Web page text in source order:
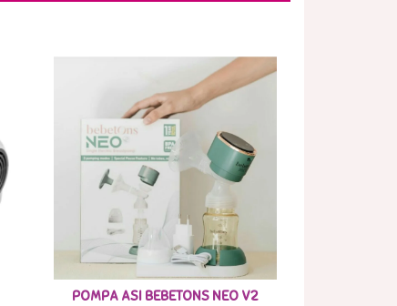
POMPA ASI BEBETONS NEO V2